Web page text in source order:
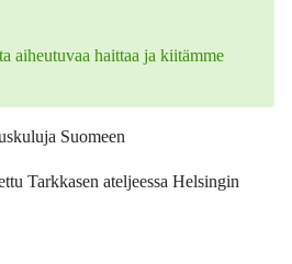
aiheutuvaa haittaa ja kiitämme
Suomeen
Tarkkasen ateljeessa Helsingin